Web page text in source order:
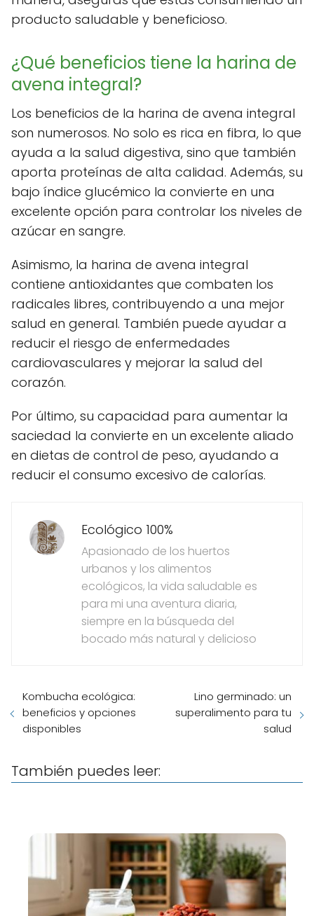
producto saludable y beneficioso.
¿Qué beneficios tiene la harina de
avena integral?
Los beneficios de la harina de avena integral
son numerosos. No solo es rica en fibra, lo que
ayuda a la salud digestiva, sino que también
aporta proteínas de alta calidad. Además, su
bajo índice glucémico la convierte en una
excelente opción para controlar los niveles de
azúcar en sangre.
Asimismo, la harina de avena integral
contiene antioxidantes que combaten los
radicales libres, contribuyendo a una mejor
salud en general. También puede ayudar a
reducir el riesgo de enfermedades
cardiovasculares y mejorar la salud del
corazón.
Por último, su capacidad para aumentar la
saciedad la convierte en un excelente aliado
en dietas de control de peso, ayudando a
reducir el consumo excesivo de calorías.
Ecológico 100%
Apasionado de los huertos
urbanos y los alimentos
ecológicos, la vida saludable es
para mi una aventura diaria,
siempre en la búsqueda del
bocado más natural y delicioso
Kombucha ecológica:
beneficios y opciones
disponibles
Lino germinado: un
superalimento para tu
salud
También puedes leer: